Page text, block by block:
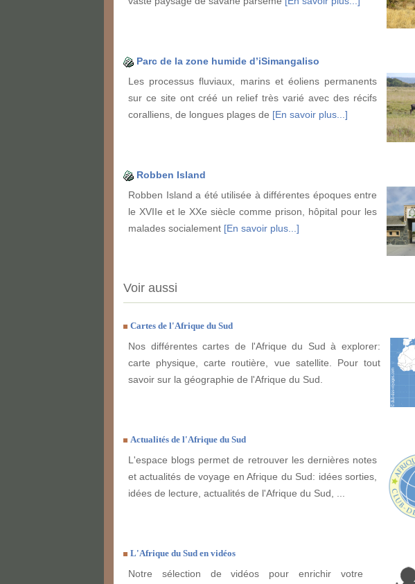
Parc de la zone humide d’iSimangaliso
Les processus fluviaux, marins et éoliens permanents
sur ce site ont créé un relief très varié avec des récifs
coralliens, de longues plages de [En savoir plus...]
Robben Island
Robben Island a été utilisée à différentes époques entre
le XVIIe et le XXe siècle comme prison, hôpital pour les
malades socialement [En savoir plus...]
Voir aussi
Cartes de l'Afrique du Sud
Nos différentes cartes de l'Afrique du Sud à explorer:
carte physique, carte routière, vue satellite. Pour tout
savoir sur la géographie de l'Afrique du Sud.
Actualités de l'Afrique du Sud
L'espace blogs permet de retrouver les dernières notes
et actualités de voyage en Afrique du Sud: idées sorties,
idées de lecture, actualités de l'Afrique du Sud, ...
L'Afrique du Sud en vidéos
Notre sélection de vidéos pour enrichir votre